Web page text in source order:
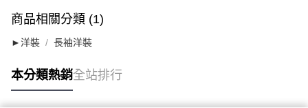
商品相關分類 (1)
►洋裝 長袖洋裝
本分類熱銷全站排行